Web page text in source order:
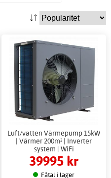
Luft/vatten Värmepump 15kW
| Värmer 200m² | Inverter
system | WiFi
39995 kr
Fåtal i lager